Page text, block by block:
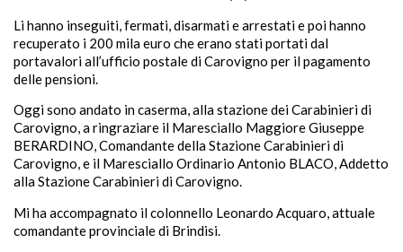
Li hanno inseguiti, fermati, disarmati e arrestati e poi hanno
recuperato i 200 mila euro che erano stati portati dal
portavalori all’ufficio postale di Carovigno per il pagamento
delle pensioni.
Oggi sono andato in caserma, alla stazione dei Carabinieri di
Carovigno, a ringraziare il Maresciallo Maggiore Giuseppe
BERARDINO, Comandante della Stazione Carabinieri di
Carovigno, e il Maresciallo Ordinario Antonio BLACO, Addetto
alla Stazione Carabinieri di Carovigno.
Mi ha accompagnato il colonnello Leonardo Acquaro, attuale
comandante provinciale di Brindisi.